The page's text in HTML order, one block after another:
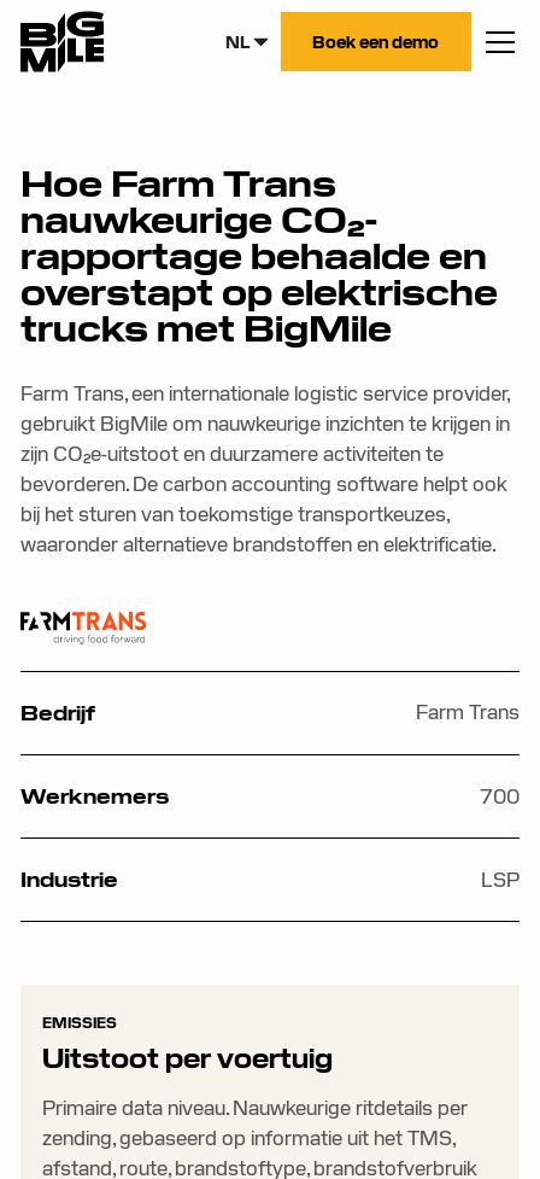
NL Boek een demo
Hoe Farm Trans
nauwkeurige CO₂-
rapportage behaalde en
overstapt op elektrische
trucks met BigMile
Farm Trans, een internationale logistic service provider,
gebruikt BigMile om nauwkeurige inzichten te krijgen in
zijn CO₂e-uitstoot en duurzamere activiteiten te
bevorderen. De carbon accounting software helpt ook
bij het sturen van toekomstige transportkeuzes,
waaronder alternatieve brandstoffen en elektrificatie.
Bedrijf Farm Trans
Werknemers 700
Industrie LSP
EMISSIES
Uitstoot per voertuig
Primaire data niveau. Nauwkeurige ritdetails per
zending, gebaseerd op informatie uit het TMS,
afstand, route, brandstoftype, brandstofverbruik